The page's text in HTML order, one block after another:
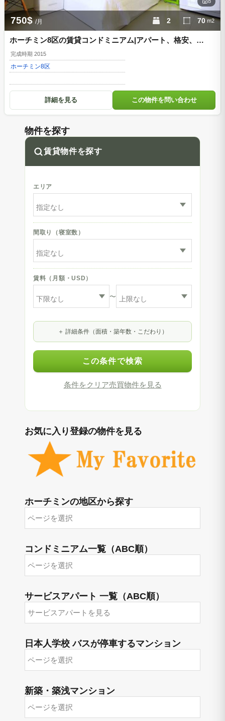
ホーチミン8区の賃貸コンドミニアム|アパート、格安、
2LDK、1区まで車で20分程 d856325
完成時期 2015
ホーチミン8区
2 70 m2
750$ /月
詳細を見る この物件を問い合わせ
物件を探す
賃貸物件を探す
エリア
間取り（寝室数）
賃料（月額・USD）
〜
詳細条件（面積・築年数・こだわり）
この条件で検索
条件をクリア売買物件を見る
お気に入り登録の物件を見る
ホーチミンの地区から探す
コンドミニアム一覧（ABC順）
サービスアパート 一覧（ABC順）
日本人学校 バスが停車するマンション
新築・築浅マンション